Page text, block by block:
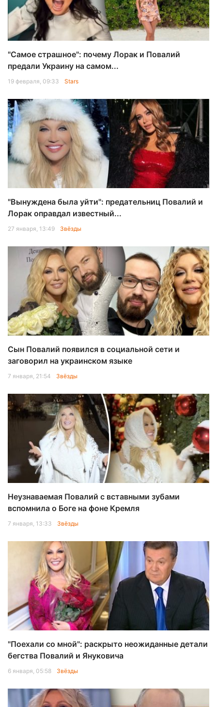
"Самое страшное": почему Лорак и Повалий
предали Украину на самом...
19 февраля, 09:33 Stars
"Вынуждена была уйти": предательниц Повалий и
Лорак оправдал известный...
27 января, 13:49 Звёзды
Сын Повалий появился в социальной сети и
заговорил на украинском языке
7 января, 21:54 Звёзды
Неузнаваемая Повалий с вставными зубами
вспомнила о Боге на фоне Кремля
7 января, 13:33 Звёзды
"Поехали со мной": раскрыто неожиданные детали
бегства Повалий и Януковича
6 января, 05:58 Звёзды